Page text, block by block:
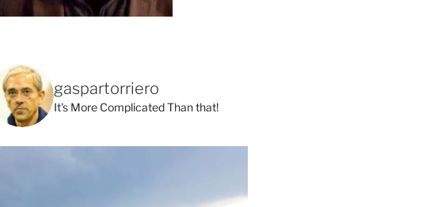
gaspartorriero
It's More Complicated Than that!